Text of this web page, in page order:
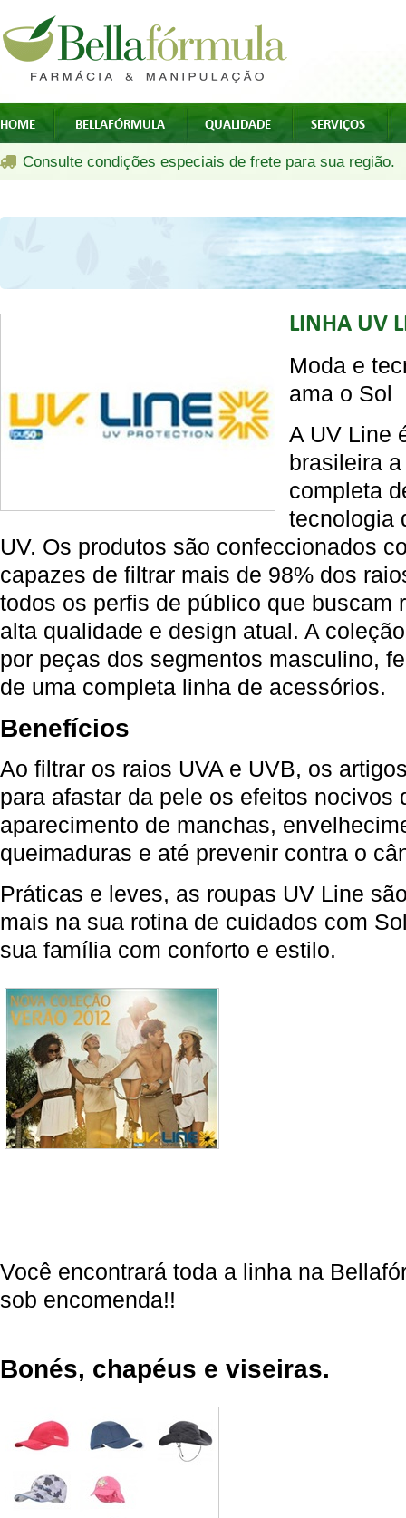
HOME BELLAFÓRMULA QUALIDADE SERVIÇOS
Consulte condições especiais de frete para sua região.
LINHA UV
Moda e
ama o Sol
A UV Line
brasileira
completa
tecnologia
UV. Os produtos são confeccionados
capazes de filtrar mais de 98% dos
todos os perfis de público que buscam
alta qualidade e design atual. A
por peças dos segmentos masculino,
de uma completa linha de acessórios.
Benefícios
Ao filtrar os raios UVA e UVB, os
para afastar da pele os efeitos nocivos
aparecimento de manchas,
queimaduras e até prevenir contra o
Práticas e leves, as roupas UV Line
mais na sua rotina de cuidados com
sua família com conforto e estilo.
Você encontrará toda a linha na
sob encomenda!!
Bonés, chapéus e viseiras.